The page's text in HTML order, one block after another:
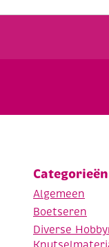
Categorieën
Algemeen
Boetseren
Diverse